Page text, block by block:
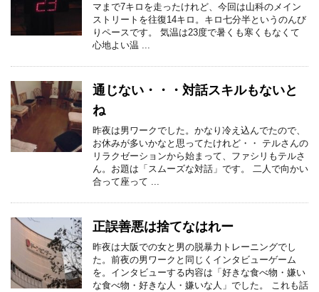
マまで7キロを走ったけれど、今回は山科のメイン
ストリートを往復14キロ。キロ七分半というのんび
りペースです。 気温は23度で暑くも寒くもなくて
心地よい温 ...
通じない・・・対話スキルもないと
ね
昨夜は男ワークでした。かなり冷え込んでたので、
お休みが多いかなと思ってたけれど・・ テルさんの
リラクゼーションから始まって、ファシリもテルさ
ん。お題は「スムーズな対話」です。 二人で向かい
合って座って ...
正誤善悪は捨てなはれー
昨夜は大阪での女と男の脱暴力トレーニングでし
た。前夜の男ワークと同じくインタビューゲーム
を。インタビューする内容は「好きな食べ物・嫌い
な食べ物・好きな人・嫌いな人」でした。 これも話